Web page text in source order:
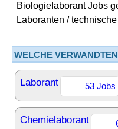
Biologielaborant Jobs
Laboranten /
WELCHE
Laborant 53 Jobs
Chemielaborant